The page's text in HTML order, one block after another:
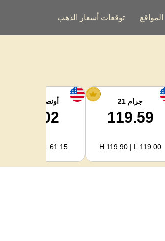
توقعات أسعار الذهب
جرام 21
119.59
H:119.90 | L:119.00
أونصة الفضة
62.02
H:62.32 | L:61.15